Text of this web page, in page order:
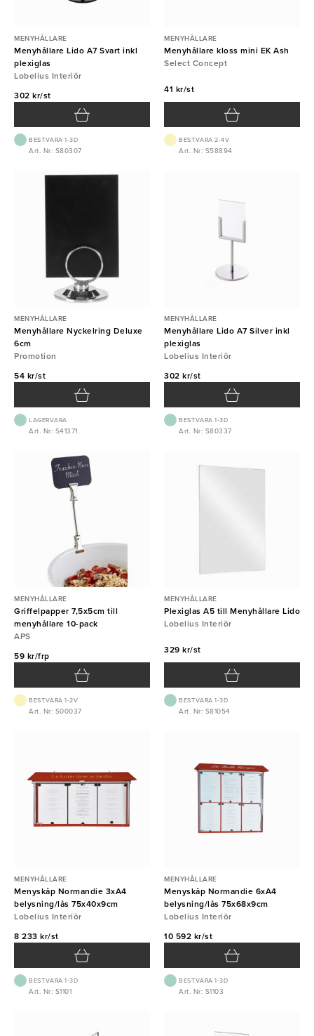
MENYHÅLLARE
Menyhållare Lido A7 Svart inkl
plexiglas
Lobelius Interiör
302 kr/st
BEST.VARA 1-3D
Art. Nr: S80307
MENYHÅLLARE
Menyhållare kloss mini EK Ash
Select Concept
41 kr/st
BEST.VARA 2-4V
Art. Nr: S58894
MENYHÅLLARE
Menyhållare Nyckelring Deluxe
6cm
Promotion
54 kr/st
LAGERVARA
Art. Nr: S41371
MENYHÅLLARE
Menyhållare Lido A7 Silver inkl
plexiglas
Lobelius Interiör
302 kr/st
BEST.VARA 1-3D
Art. Nr: S80337
MENYHÅLLARE
Griffelpapper 7,5x5cm till
menyhållare 10-pack
APS
59 kr/frp
BEST.VARA 1-2V
Art. Nr: S00037
MENYHÅLLARE
Plexiglas A5 till Menyhållare Lido
Lobelius Interiör
329 kr/st
BEST.VARA 1-3D
Art. Nr: S81054
MENYHÅLLARE
Menyskåp Normandie 3xA4
belysning/lås 75x40x9cm
Lobelius Interiör
8 233 kr/st
BEST.VARA 1-3D
Art. Nr: S1101
MENYHÅLLARE
Menyskåp Normandie 6xA4
belysning/lås 75x68x9cm
Lobelius Interiör
10 592 kr/st
BEST.VARA 1-3D
Art. Nr: S1103